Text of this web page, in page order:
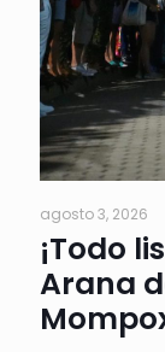
agosto 3, 2026
¡Todo
Arana